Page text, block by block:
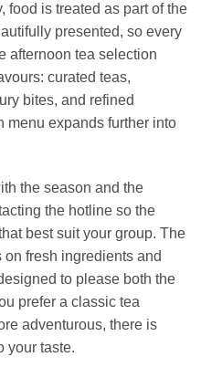
food is treated as part of the
presented, so every
afternoon tea selection
curated teas,
bites, and refined
menu expands further into
the season and the
the hotline so the
best suit your group. The
fresh ingredients and
to please both the
prefer a classic tea
adventurous, there is
your taste.